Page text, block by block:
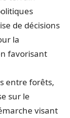
de décisions
la
favorisant
entre forêts,
sur le
visant